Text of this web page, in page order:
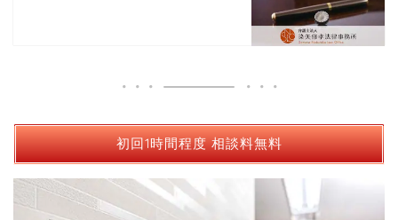
初回1時間程度 相談料無料